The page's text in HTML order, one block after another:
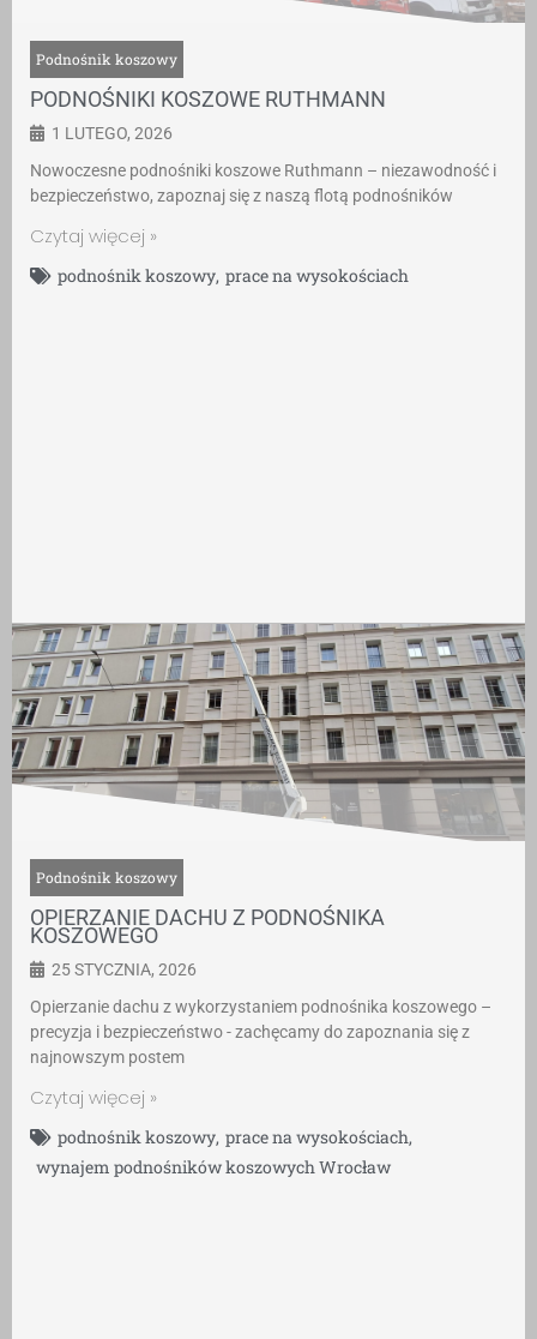
Podnośnik koszowy
PODNOŚNIKI KOSZOWE RUTHMANN
1 LUTEGO, 2026
Nowoczesne podnośniki koszowe Ruthmann – niezawodność i
bezpieczeństwo, zapoznaj się z naszą flotą podnośników
Czytaj więcej »
podnośnik koszowy, prace na wysokościach
Podnośnik koszowy
OPIERZANIE DACHU Z PODNOŚNIKA
KOSZOWEGO
25 STYCZNIA, 2026
Opierzanie dachu z wykorzystaniem podnośnika koszowego –
precyzja i bezpieczeństwo - zachęcamy do zapoznania się z
najnowszym postem
Czytaj więcej »
podnośnik koszowy, prace na wysokościach,
wynajem podnośników koszowych Wrocław